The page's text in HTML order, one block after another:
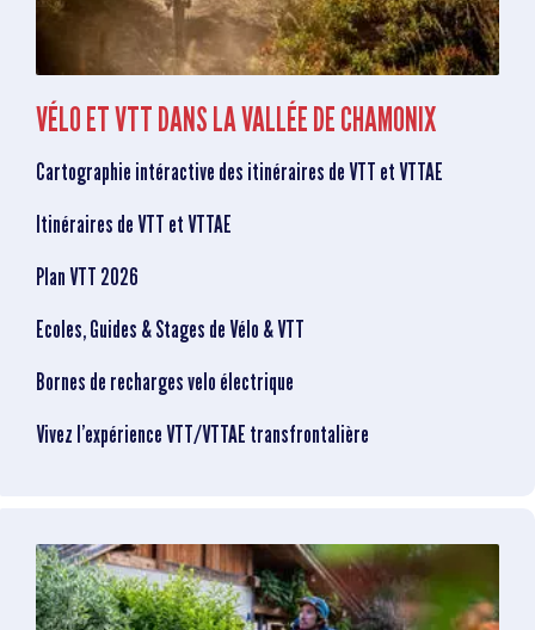
VÉLO ET VTT DANS LA VALLÉE DE CHAMONIX
Cartographie intéractive des itinéraires de VTT et VTTAE
Itinéraires de VTT et VTTAE
Plan VTT 2026
Ecoles, Guides & Stages de Vélo & VTT
Bornes de recharges velo électrique
Vivez l’expérience VTT/VTTAE transfrontalière